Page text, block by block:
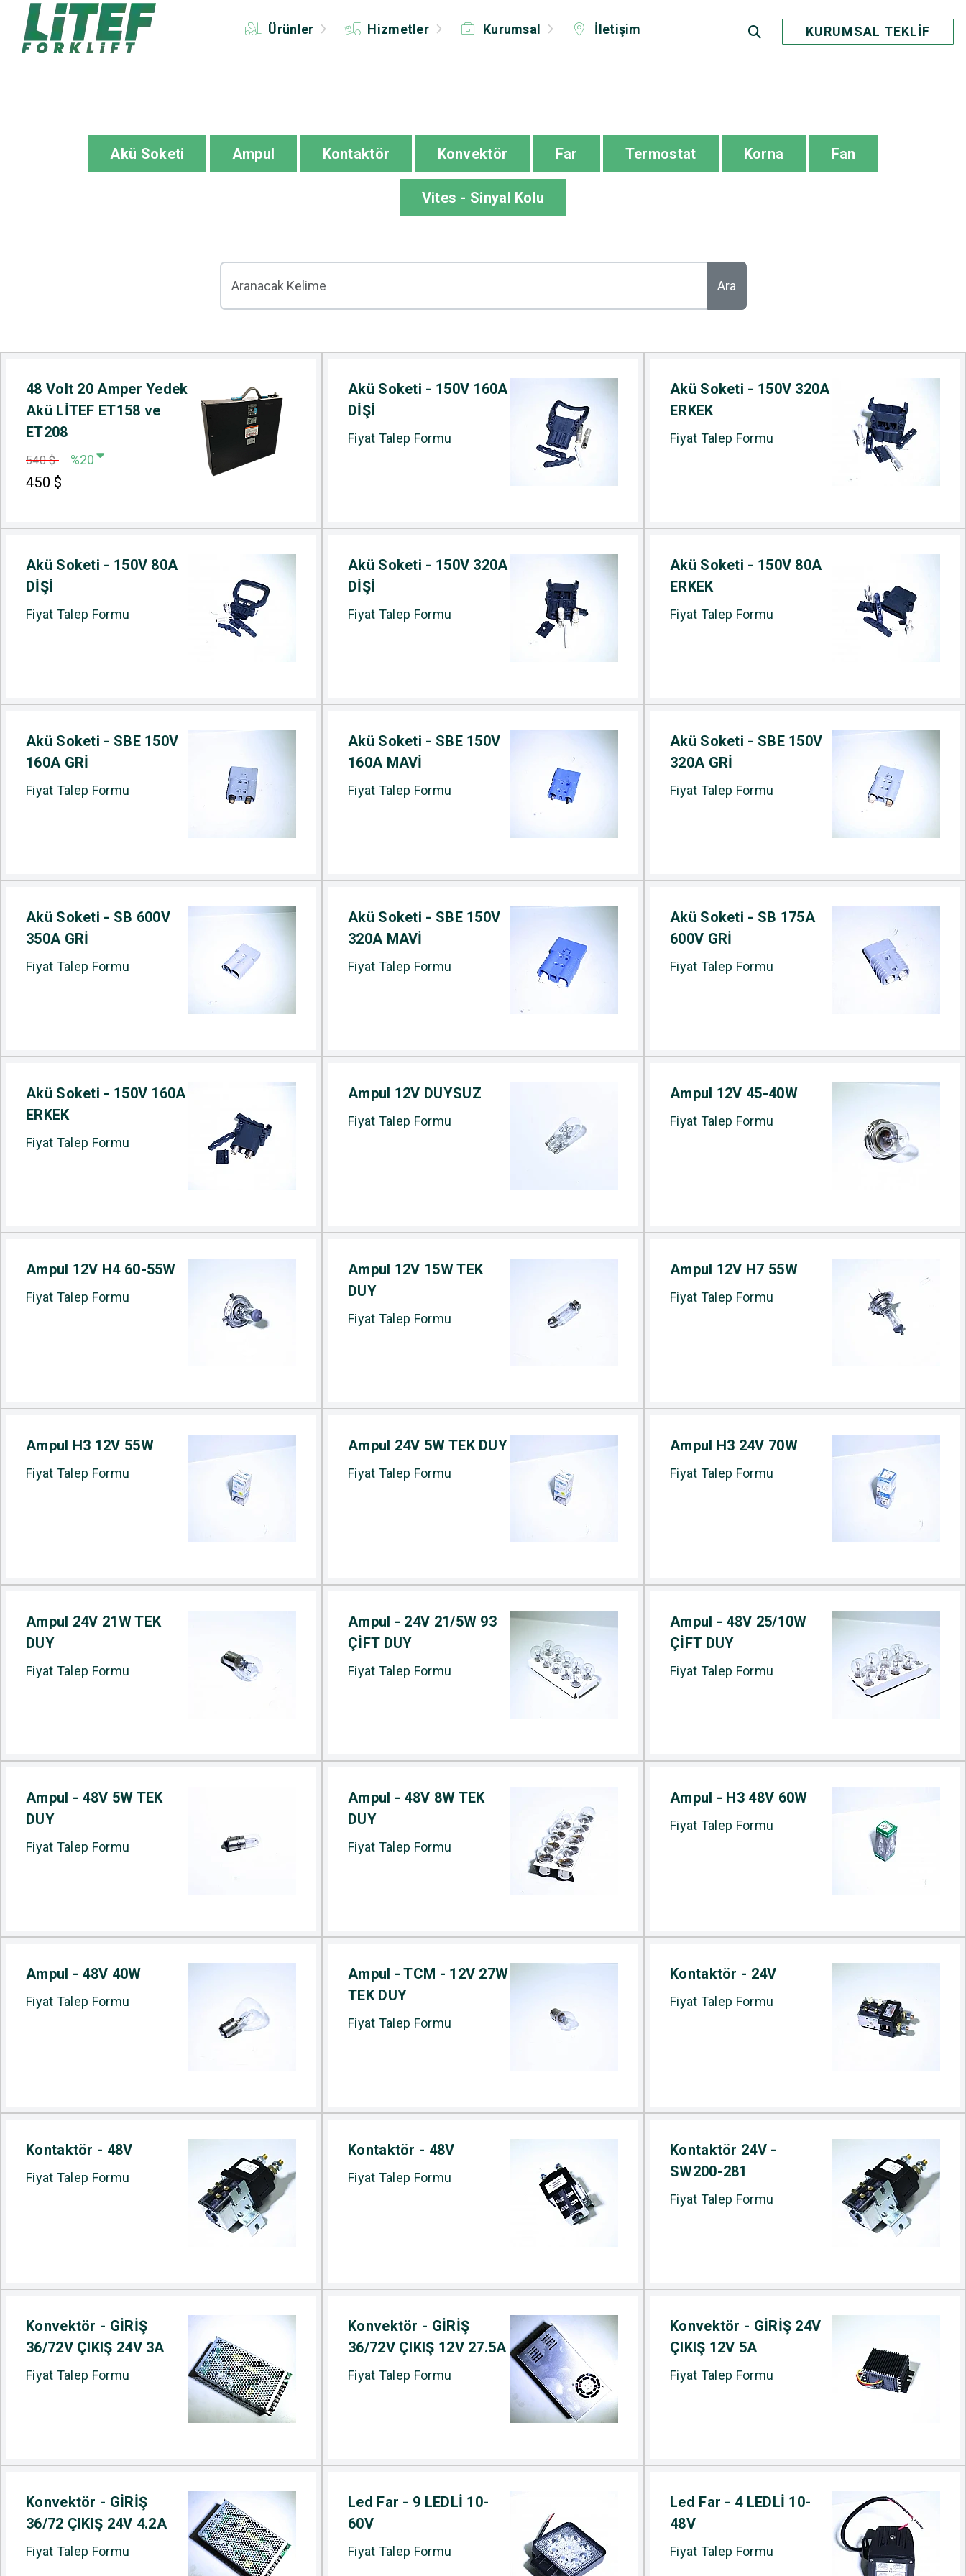
Ürünler Hizmetler Kurumsal İletişim KURUMSAL TEKLİF
Akü Soketi Ampul Kontaktör Konvektör Far Termostat Korna Fan
Vites - Sinyal Kolu
Ara
48 Volt 20 Amper Yedek
Akü LİTEF ET158 ve
ET208
540 $ %20
450 $
Akü Soketi - 150V 160A
DİŞİ
Fiyat Talep Formu
Akü Soketi - 150V 320A
ERKEK
Fiyat Talep Formu
Akü Soketi - 150V 80A
DİŞİ
Fiyat Talep Formu
Akü Soketi - 150V 320A
DİŞİ
Fiyat Talep Formu
Akü Soketi - 150V 80A
ERKEK
Fiyat Talep Formu
Akü Soketi - SBE 150V
160A GRİ
Fiyat Talep Formu
Akü Soketi - SBE 150V
160A MAVİ
Fiyat Talep Formu
Akü Soketi - SBE 150V
320A GRİ
Fiyat Talep Formu
Akü Soketi - SB 600V
350A GRİ
Fiyat Talep Formu
Akü Soketi - SBE 150V
320A MAVİ
Fiyat Talep Formu
Akü Soketi - SB 175A
600V GRİ
Fiyat Talep Formu
Akü Soketi - 150V 160A
ERKEK
Fiyat Talep Formu
Ampul 12V DUYSUZ
Fiyat Talep Formu
Ampul 12V 45-40W
Fiyat Talep Formu
Ampul 12V H4 60-55W
Fiyat Talep Formu
Ampul 12V 15W TEK
DUY
Fiyat Talep Formu
Ampul 12V H7 55W
Fiyat Talep Formu
Ampul H3 12V 55W
Fiyat Talep Formu
Ampul 24V 5W TEK DUY
Fiyat Talep Formu
Ampul H3 24V 70W
Fiyat Talep Formu
Ampul 24V 21W TEK
DUY
Fiyat Talep Formu
Ampul - 24V 21/5W 93
ÇİFT DUY
Fiyat Talep Formu
Ampul - 48V 25/10W
ÇİFT DUY
Fiyat Talep Formu
Ampul - 48V 5W TEK
DUY
Fiyat Talep Formu
Ampul - 48V 8W TEK
DUY
Fiyat Talep Formu
Ampul - H3 48V 60W
Fiyat Talep Formu
Ampul - 48V 40W
Fiyat Talep Formu
Ampul - TCM - 12V 27W
TEK DUY
Fiyat Talep Formu
Kontaktör - 24V
Fiyat Talep Formu
Kontaktör - 48V
Fiyat Talep Formu
Kontaktör - 48V
Fiyat Talep Formu
Kontaktör 24V -
SW200-281
Fiyat Talep Formu
Konvektör - GİRİŞ
36/72V ÇIKIŞ 24V 3A
Fiyat Talep Formu
Konvektör - GİRİŞ
36/72V ÇIKIŞ 12V 27.5A
Fiyat Talep Formu
Konvektör - GİRİŞ 24V
ÇIKIŞ 12V 5A
Fiyat Talep Formu
Konvektör - GİRİŞ
36/72 ÇIKIŞ 24V 4.2A
Fiyat Talep Formu
Led Far - 9 LEDLİ 10-
60V
Fiyat Talep Formu
Led Far - 4 LEDLİ 10-
48V
Fiyat Talep Formu